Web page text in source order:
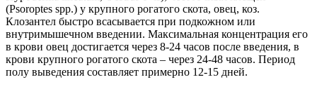
(Psoroptes spp.) у крупного рогатого скота, овец, коз.
Клозантел быстро всасывается при подкожном или
внутримышечном введении. Максимальная концентрация его
в крови овец достигается через 8-24 часов после введения, в
крови крупного рогатого скота – через 24-48 часов. Период
полу выведения составляет примерно 12-15 дней.